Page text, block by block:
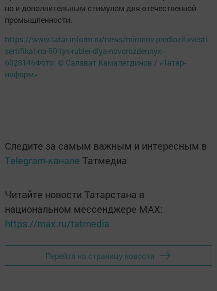
но и дополнительным стимулом для отечественной
промышленности.
https://www.tatar-inform.ru/news/mironov-predlozil-vvesti-
sertifikat-na-50-tys-rublei-dlya-novorozdennyx-
6028146Фото: © Салават Камалетдинов / «Татар-
информ»
Следите за самым важным и интересным в
Telegram-канале Татмедиа
Читайте новости Татарстана в
национальном мессенджере MАХ:
https://max.ru/tatmedia
Перейти на страницу новости